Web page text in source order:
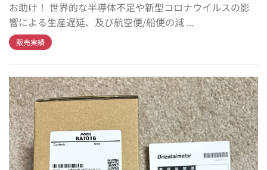
お助け！ 世界的な半導体不足や新型コロナウイルスの影
響による生産遅延、及び航空便/船便の減 ...
販売実績